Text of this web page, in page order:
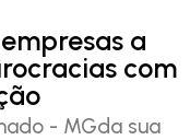
a
com
- MGda sua